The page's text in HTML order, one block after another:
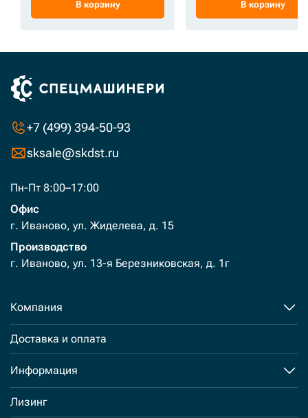
В корзину В корзину
+7 (499) 394-50-93
sksale@skdst.ru
Пн-Пт 8:00–17:00
Офис
г. Иваново, ул. Жиделева, д. 15
Производство
г. Иваново, ул. 13-я Березниковская, д. 1г
Компания
Доставка и оплата
Информация
Лизинг